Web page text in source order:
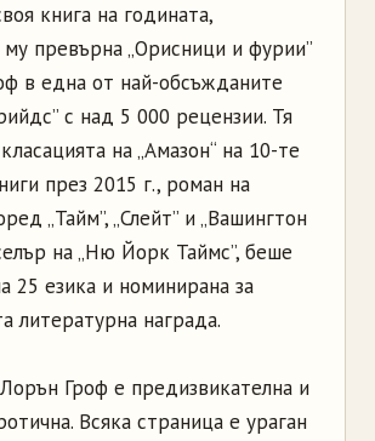
книга на годината,
му превърна „Орисници и фурии”
в една от най-обсъжданите
с над 5 000 рецензии. Тя
на „Амазон“ на 10-те
през 2015 г., роман на
„Тайм”, „Слейт” и „Вашингтон
на „Ню Йорк Таймс”, беше
25 езика и номинирана за
литературна награда.
Гроф е предизвикателна и
Всяка страница е ураган